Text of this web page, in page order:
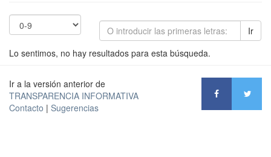
Ir
Lo sentimos, no hay resultados para esta búsqueda.
Ir a la versión anterior de
TRANSPARENCIA INFORMATIVA
Contacto | Sugerencias